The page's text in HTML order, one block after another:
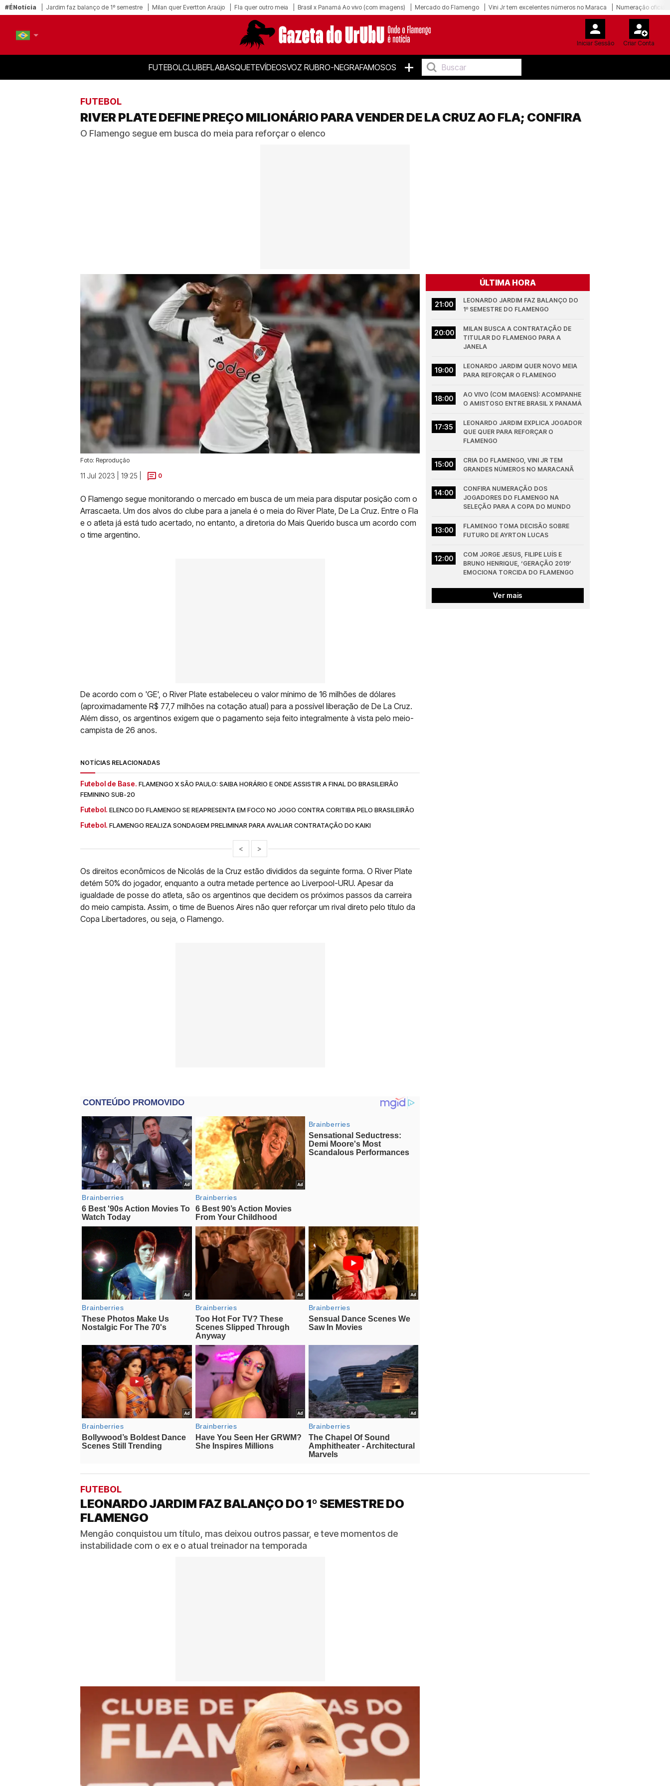
#ÉNotícia Jardim faz balanço de 1º semestre Milan quer Evertton Araújo Fla quer outro meia Brasil x Panamá Ao vivo (com imagens) Mercado do Flamengo Vini Jr tem excelentes números no Maraca Numeração oficial
Iniciar Sessão Criar Conta
FUTEBOLCLUBEFLABASQUETEVÍDEOSVOZ RUBRO-NEGRAFAMOSOS +
FUTEBOL
RIVER PLATE DEFINE PREÇO MILIONÁRIO PARA VENDER DE LA CRUZ AO FLA; CONFIRA
O Flamengo segue em busca do meia para reforçar o elenco
Foto: Reprodução
11 Jul 2023 | 19:25 | 0
O Flamengo segue monitorando o mercado em busca de um meia para disputar posição com o
Arrascaeta. Um dos alvos do clube para a janela é o meia do River Plate, De La Cruz. Entre o Fla
e o atleta já está tudo acertado, no entanto, a diretoria do Mais Querido busca um acordo com
o time argentino.
De acordo com o 'GE', o River Plate estabeleceu o valor mínimo de 16 milhões de dólares
(aproximadamente R$ 77,7 milhões na cotação atual) para a possível liberação de De La Cruz.
Além disso, os argentinos exigem que o pagamento seja feito integralmente à vista pelo meio-
campista de 26 anos.
NOTÍCIAS RELACIONADAS
Futebol de Base. FLAMENGO X SÃO PAULO: SAIBA HORÁRIO E ONDE ASSISTIR A FINAL DO BRASILEIRÃO
FEMININO SUB-20
Futebol. ELENCO DO FLAMENGO SE REAPRESENTA EM FOCO NO JOGO CONTRA CORITIBA PELO BRASILEIRÃO
Futebol. FLAMENGO REALIZA SONDAGEM PRELIMINAR PARA AVALIAR CONTRATAÇÃO DO KAIKI
< >
Os direitos econômicos de Nicolás de la Cruz estão divididos da seguinte forma. O River Plate
detém 50% do jogador, enquanto a outra metade pertence ao Liverpool-URU. Apesar da
igualdade de posse do atleta, são os argentinos que decidem os próximos passos da carreira
do meio campista. Assim, o time de Buenos Aires não quer reforçar um rival direto pelo título da
Copa Libertadores, ou seja, o Flamengo.
ÚLTIMA HORA
21:00
LEONARDO JARDIM FAZ BALANÇO DO
1º SEMESTRE DO FLAMENGO
20:00
MILAN BUSCA A CONTRATAÇÃO DE
TITULAR DO FLAMENGO PARA A
JANELA
19:00
LEONARDO JARDIM QUER NOVO MEIA
PARA REFORÇAR O FLAMENGO
18:00
AO VIVO (COM IMAGENS): ACOMPANHE
O AMISTOSO ENTRE BRASIL X PANAMÁ
17:35
LEONARDO JARDIM EXPLICA JOGADOR
QUE QUER PARA REFORÇAR O
FLAMENGO
15:00
CRIA DO FLAMENGO, VINI JR TEM
GRANDES NÚMEROS NO MARACANÃ
14:00
CONFIRA NUMERAÇÃO DOS
JOGADORES DO FLAMENGO NA
SELEÇÃO PARA A COPA DO MUNDO
13:00
FLAMENGO TOMA DECISÃO SOBRE
FUTURO DE AYRTON LUCAS
12:00
COM JORGE JESUS, FILIPE LUÍS E
BRUNO HENRIQUE, ‘GERAÇÃO 2019’
EMOCIONA TORCIDA DO FLAMENGO
Ver mais
FUTEBOL
LEONARDO JARDIM FAZ BALANÇO DO 1º SEMESTRE DO
FLAMENGO
Mengão conquistou um título, mas deixou outros passar, e teve momentos de
instabilidade com o ex e o atual treinador na temporada